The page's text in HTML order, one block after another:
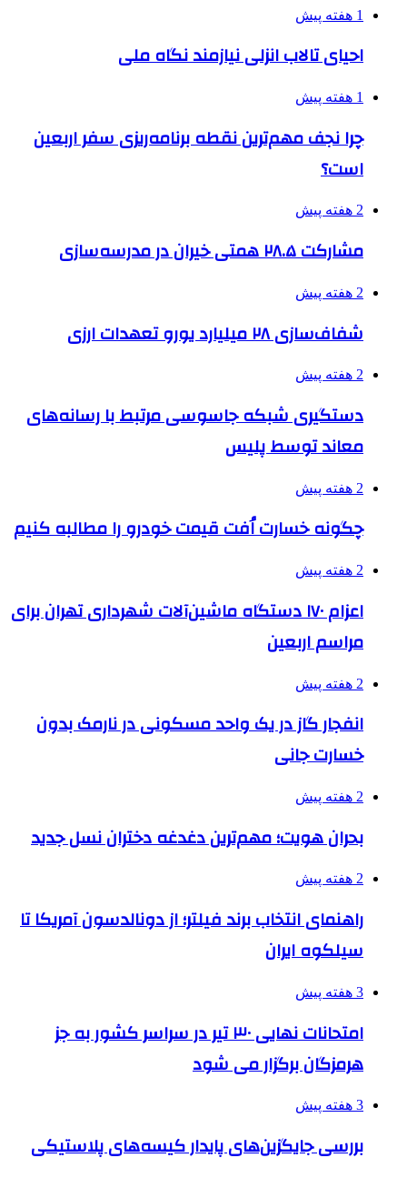
1 هفته پیش
احیای تالاب انزلی نیازمند نگاه ملی
1 هفته پیش
چرا نجف مهم‌ترین نقطه برنامه‌ریزی سفر اربعین
است؟
2 هفته پیش
مشارکت ۲۸.۵ همتی خیران در مدرسه‌سازی
2 هفته پیش
شفاف‌سازی ۲۸ میلیارد یورو تعهدات ارزی
2 هفته پیش
دستگیری شبکه جاسوسی مرتبط با رسانه‌های
معاند توسط پلیس
2 هفته پیش
چگونه خسارت اُفت قیمت خودرو را مطالبه کنیم
2 هفته پیش
اعزام ۱۷۰ دستگاه ماشین‌آلات شهرداری تهران برای
مراسم اربعین
2 هفته پیش
انفجار گاز در یک واحد مسکونی در نارمک بدون
خسارت جانی
2 هفته پیش
بحران هویت؛ مهم‌ترین دغدغه دختران نسل جدید
2 هفته پیش
راهنمای انتخاب برند فیلتر؛ از دونالدسون آمریکا تا
سیلکوه ایران
3 هفته پیش
امتحانات نهایی ۳۰ تیر در سراسر کشور به جز
هرمزگان برگزار می شود
3 هفته پیش
بررسی جایگزین‌های پایدار کیسه‌های پلاستیکی